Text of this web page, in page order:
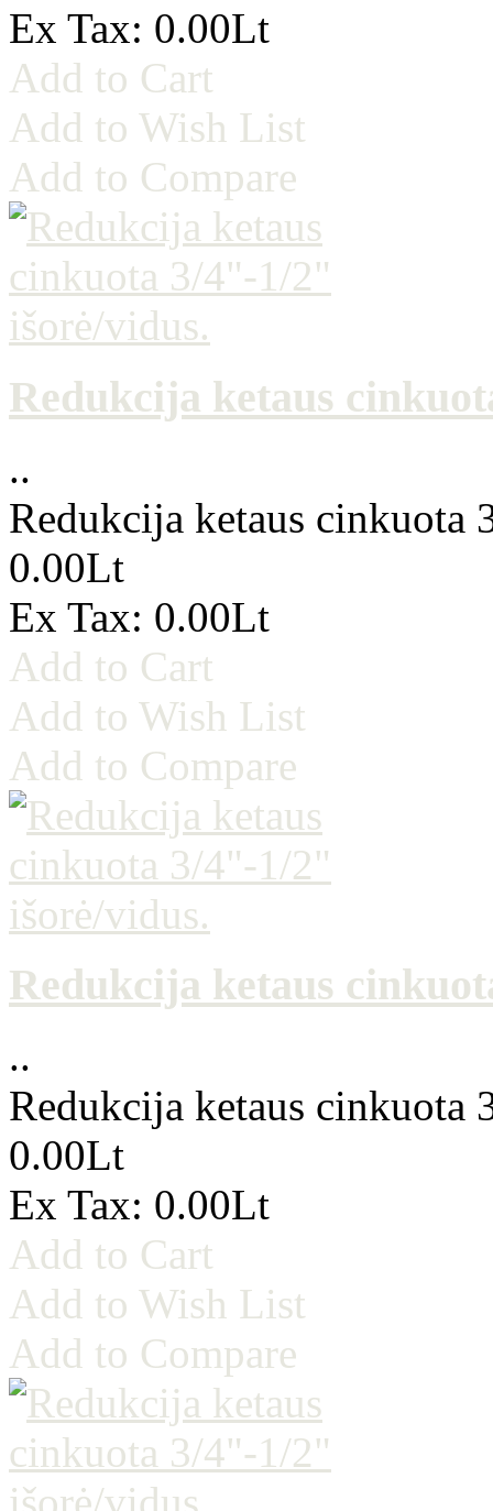
Ex Tax: 0.00Lt
Add to Cart
Add to Wish List
Add to Compare
Redukcija ketaus
..
Redukcija ketaus cinkuota
0.00Lt
Ex Tax: 0.00Lt
Add to Cart
Add to Wish List
Add to Compare
Redukcija ketaus
..
Redukcija ketaus cinkuota
0.00Lt
Ex Tax: 0.00Lt
Add to Cart
Add to Wish List
Add to Compare